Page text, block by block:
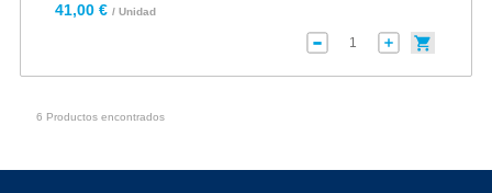
41,00 € / Unidad
6 Productos encontrados